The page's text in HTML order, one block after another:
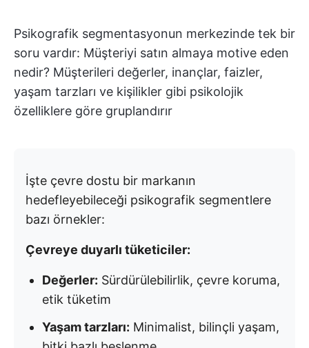
Psikografik segmentasyonun merkezinde tek bir
soru vardır: Müşteriyi satın almaya motive eden
nedir? Müşterileri değerler, inançlar, faizler,
yaşam tarzları ve kişilikler gibi psikolojik
özelliklere göre gruplandırır
İşte çevre dostu bir markanın
hedefleyebileceği psikografik segmentlere
bazı örnekler:
Çevreye duyarlı tüketiciler:
Değerler: Sürdürülebilirlik, çevre koruma,
etik tüketim
Yaşam tarzları: Minimalist, bilinçli yaşam,